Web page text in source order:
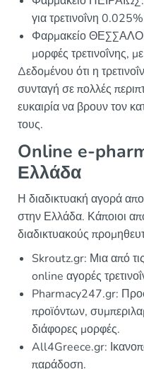
για τρετινοΐνη 0.025%
Φαρμακείο
μορφές τρετινοΐνης,
Δεδομένου ότι η
συνταγή σε πολλές
ευκαιρία να βρουν τον
τους.
Online e-
Ελλάδα
Η διαδικτυακή αγορά
στην Ελλάδα. Κάποιοι
διαδικτυακούς
Skroutz.gr: Μια από
online αγορές
Pharmacy247.gr:
προϊόντων,
διάφορες μορφές.
All4Greece.gr:
παράδοση.